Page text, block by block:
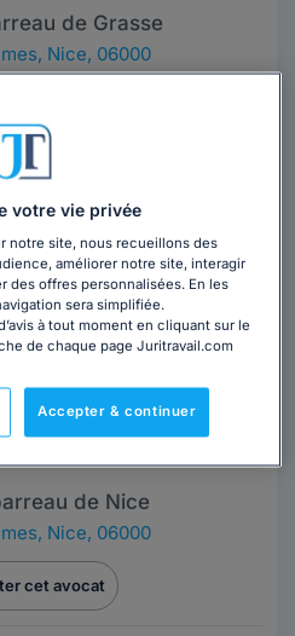
de Grasse
, Nice, 06000
j'interviens dans le
du droit des étrangers et
Lire la suite
GENOVESE
de Nice
, Nice, 06000
cet avocat
votre vie privée
notre site, nous recueillons des
améliorer notre site, interagir
des offres personnalisées. En les
sera simplifiée.
à tout moment en cliquant sur le
de chaque page Juritravail.com
Accepter & continuer